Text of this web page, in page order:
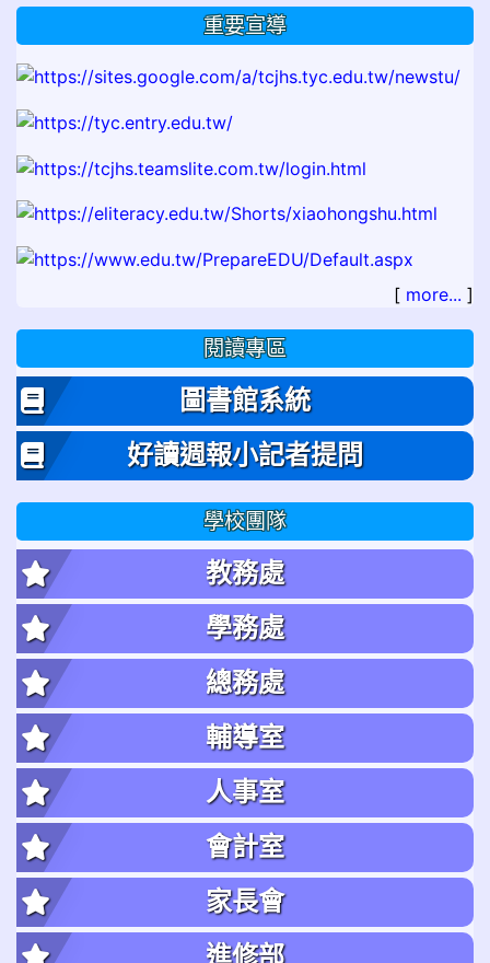
重要宣導
[ more... ]
閱讀專區
圖書館系統
好讀週報小記者提問
學校團隊
教務處
學務處
總務處
輔導室
人事室
會計室
家長會
進修部